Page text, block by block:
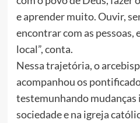
e aprender muito. Ouvir,
encontrar com as pessoas,
local”, conta.
Nessa trajetória, o
acompanhou os
testemunhando
sociedade e na igreja